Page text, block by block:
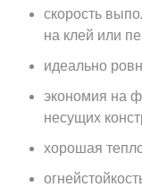
скорость
на клей или
идеально
экономия на
несущих
хорошая